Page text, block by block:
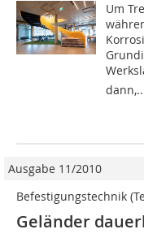
Um
Ausgabe 11/2010
Befestigungstechnik
Geländer